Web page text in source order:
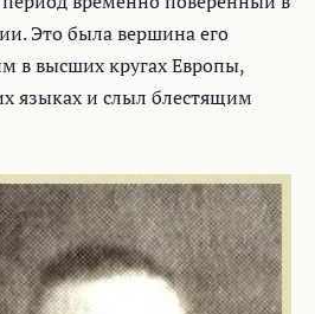
Это была вершина его
в высших кругах Европы,
языках и слыл блестящим